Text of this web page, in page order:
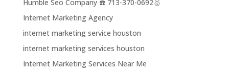
Humble Seo Company ☎️ 713-370-0692🥇
Internet Marketing Agency
internet marketing service houston
internet marketing services houston
Internet Marketing Services Near Me